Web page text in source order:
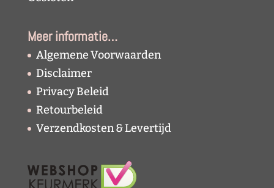
Meer informatie…
Algemene Voorwaarden
Disclaimer
Privacy Beleid
Retourbeleid
Verzendkosten & Levertijd